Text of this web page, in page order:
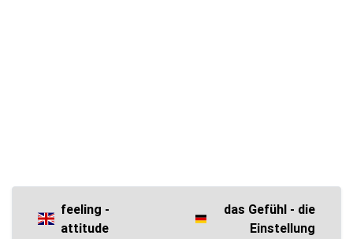
feeling -
attitude
das Gefühl - die
Einstellung